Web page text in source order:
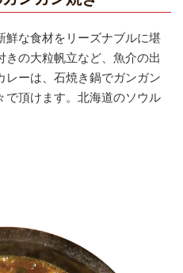
鮮な食材をリーズナブルに堪
の大粒帆立など、魚介の出
レーは、石焼き鍋でガンガン
で頂けます。北海道のソウル